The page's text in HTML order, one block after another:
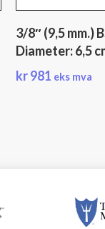
3/8″ (9,5 mm.)
Diameter: 6,5
kr981 eks mva